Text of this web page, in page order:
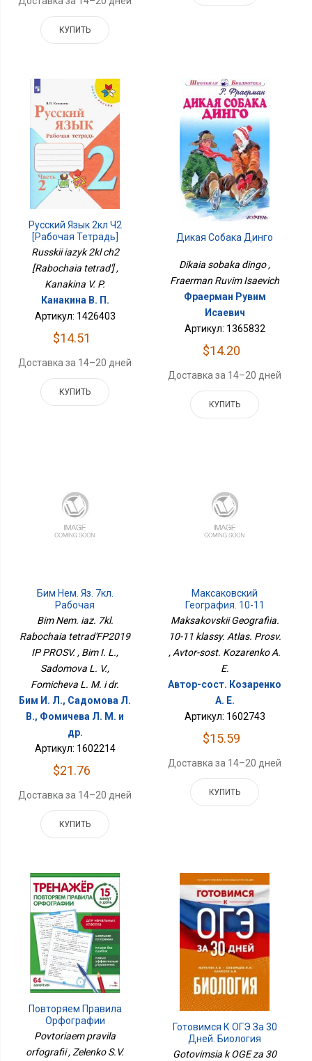
КУПИТЬ
Русский Язык 2кл Ч2
[Рабочая Тетрадь]
Russkii iazyk 2kl ch2
[Rabochaia tetrad'] ,
Kanakina V. P.
Канакина В. П.
Артикул: 1426403
$14.51
Доставка за 14–20 дней
КУПИТЬ
Дикая Собака Динго
Dikaia sobaka dingo ,
Fraerman Ruvim Isaevich
Фраерман Рувим
Исаевич
Артикул: 1365832
$14.20
Доставка за 14–20 дней
КУПИТЬ
Бим Нем. Яз. 7кл.
Рабочая
ТетрадьФП2019 ИП
Bim Nem. iaz. 7kl.
Rabochaia tetrad'FP2019
IP PROSV. , Bim I. L.,
Sadomova L. V.,
Fomicheva L. M. i dr.
Бим И. Л., Садомова Л.
В., Фомичева Л. М. и
др.
Артикул: 1602214
$21.76
Доставка за 14–20 дней
КУПИТЬ
Максаковский
География. 10-11
Классы. Атлас. Просв.
Maksakovskii Geografiia.
10-11 klassy. Atlas. Prosv.
, Avtor-sost. Kozarenko A.
E.
Автор-сост. Козаренко
А. Е.
Артикул: 1602743
$15.59
Доставка за 14–20 дней
КУПИТЬ
Повторяем Правила
Орфографии
Povtoriaem pravila
orfografii , Zelenko S.V.
Готовимся К ОГЭ За 30
Дней. Биология
Gotovimsia k OGE za 30